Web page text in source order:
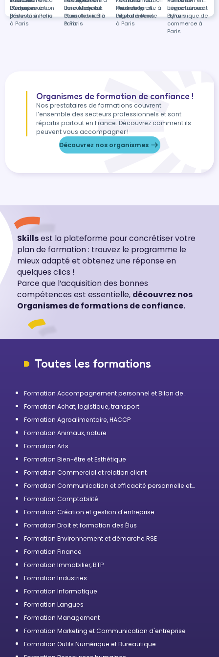
Pontoise
Baie-Mahault
interculturelle à
distance
d'équipes à
Paris
émotionnelle
et relationnelle
à Paris
Paris
négociation à
Paris
Communication
professionnelle
à Paris
Bureautique à
Paris
Marketing
digital à Paris
Environnement
à Paris
Formation en
Sécurité à Paris
Formation en
Comptabilité à
Paris
Formation en
Prise de parole
à Paris
Formation en
Dynamique de
commerce à
Paris
Organismes de formation de confiance !
Nos prestataires de formations couvrent
l’ensemble des secteurs professionnels et sont
répartis partout en France. Découvrez comment ils
peuvent vous accompagner !
Découvrez nos organismes
Skillsest la plateforme pour concrétiser votre
plan de formation : trouvez le programme le
mieux adapté et obtenez une réponse en
quelques clics !
Parce que l’acquisition des bonnes
compétences est essentielle, découvrez nos
Organismes de formations de confiance.
Toutes les formations
Formation Accompagnement personnel et Bilan de
Formation Achat, logistique, transport
Formation Agroalimentaire, HACCP
Formation Animaux, nature
Formation Arts
Formation Bien-être et Esthétique
Formation Commercial et relation client
Formation Communication et efficacité personnelle et
Formation Comptabilité
Formation Création et gestion d'entreprise
Formation Droit et formation des Élus
Formation Environnement et démarche RSE
Formation Finance
Formation Immobilier, BTP
Formation Industries
Formation Informatique
Formation Langues
Formation Management
Formation Marketing et Communication d'entreprise
Formation Outils Numérique et Bureautique